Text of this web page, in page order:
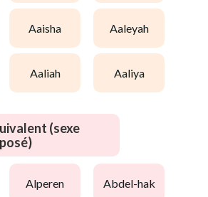
aaisha aaleyah
aaliah aaliya
(sexe
alperen abdel-hak